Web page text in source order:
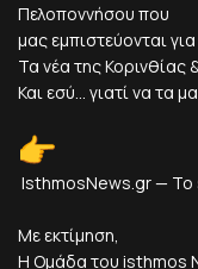
Πελοποννήσου που
μας εμπιστεύονται
Τα νέα της Κορινθίας
Και εσύ... γιατί να τα
IsthmosNews.gr — Το
Με εκτίμηση,
Η Ομάδα του isthmos